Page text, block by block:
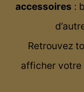
accessoires :
Retrouvez
afficher votre